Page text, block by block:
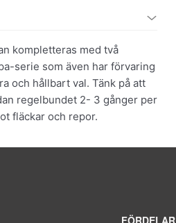
kompletteras med två
serie som även har förvaring
och hållbart val. Tänk på att
regelbundet 2- 3 gånger per
fläckar och repor.
FÖRDELAR